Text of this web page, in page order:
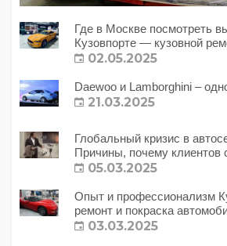
Где в Москве посмотреть
Кузовпорте — кузовной
02.05.2025
Daewoo и Lamborghini –
21.03.2025
Глобальный кризис в
Причины, почему клиентов
с этим делать?
05.03.2025
Опыт и профессионализм
ремонт и покраска
03.03.2025